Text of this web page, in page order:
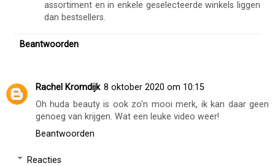
assortiment en in enkele geselecteerde winkels liggen
dan bestsellers.
Beantwoorden
Rachel Kromdijk 8 oktober 2020 om 10:15
Oh huda beauty is ook zo'n mooi merk, ik kan daar geen
genoeg van krijgen. Wat een leuke video weer!
Beantwoorden
Reacties